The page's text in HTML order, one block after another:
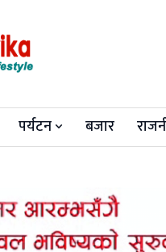
पर्यटन बजार